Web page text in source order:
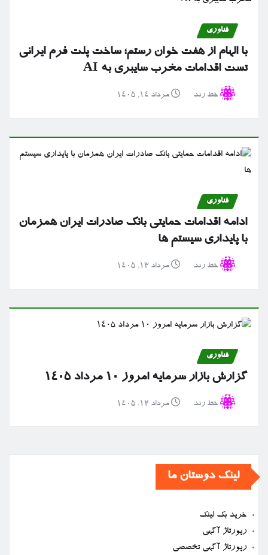
فناوری
با الهام از هفت خوان رستم؛ ساخت پلت فرم ایرانی
تست اقدامات مخرب سایبری به AI
خط رند مرداد ۱۴, ۱۴۰۵
فناوری
ادامه اقدامات حمایتی بانک صادرات ایران همزمان
با پایداری سیستم ها
خط رند مرداد ۱۳, ۱۴۰۵
فناوری
گزارش بازار سرمایه امروز ۱۰ مرداد ۱۴۰۵
خط رند مرداد ۱۲, ۱۴۰۵
لینک دوستان ما
خرید بک لینک
رپورتاژ آگهی
رپورتاژ آگهی تخصصی